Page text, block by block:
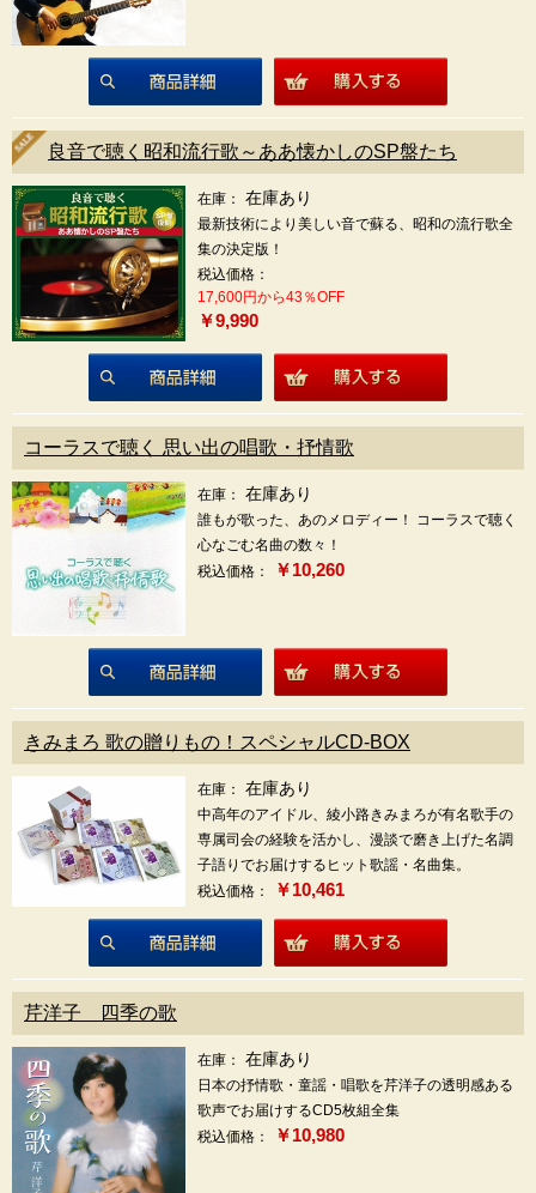
商品詳細
良音で聴く昭和流行歌～ああ懐かしのSP盤たち
在庫： 在庫あり
最新技術により美しい音で蘇る、昭和の流行歌全
集の決定版！
税込価格：
17,600円から43％OFF
￥9,990
商品詳細
コーラスで聴く 思い出の唱歌・抒情歌
在庫： 在庫あり
誰もが歌った、あのメロディー！ コーラスで聴く
心なごむ名曲の数々！
税込価格：
￥10,260
商品詳細
きみまろ 歌の贈りもの！スペシャルCD-BOX
在庫： 在庫あり
中高年のアイドル、綾小路きみまろが有名歌手の
専属司会の経験を活かし、漫談で磨き上げた名調
子語りでお届けするヒット歌謡・名曲集。
税込価格：
￥10,461
商品詳細
芹洋子 四季の歌
在庫： 在庫あり
日本の抒情歌・童謡・唱歌を芹洋子の透明感ある
歌声でお届けするCD5枚組全集
税込価格：
￥10,980